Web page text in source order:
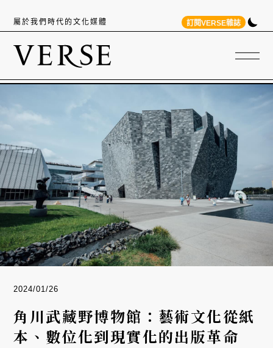
屬於我們時代的文化媒體 訂閱VERSE雜誌
2024/01/26
角川武藏野博物館：藝術文化從紙
本、數位化到現實化的出版革命